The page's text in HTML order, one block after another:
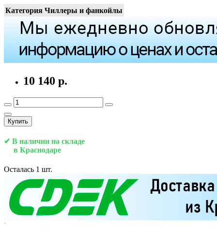
Категория Чиллеры и фанкойлы
10 140 р.
Купить
✔ В наличии на складе
в Краснодаре
Осталась 1 шт.